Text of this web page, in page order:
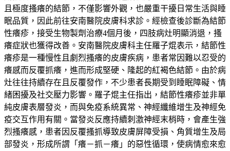
且極度搔癢的結節，不僅影響外觀，也嚴重干擾日常生活與睡
眠品質，因此前往安南醫院皮膚科求診。經檢查後診斷為結節
性癢疹，接受生物製劑治療4個月後，四肢病灶明顯消退，搔
癢症狀也獲得改善。安南醫院皮膚科主任羅子焜表示，結節性
癢疹是一種慢性且劇烈搔癢的皮膚疾病，患者常因難以忍受的
癢感而反覆抓癢，進而形成堅硬、隆起的紅褐色結節。由於病
灶往往持續存在且反覆發作，不少患者長期受到睡眠障礙、情
緒困擾及社交壓力影響。羅子焜主任指出，結節性癢疹並非單
純皮膚表層發炎，而與免疫系統異常、神經纖維增生及神經免
疫交互作用有關。當發炎反應持續刺激神經末梢時，會產生強
烈搔癢感，患者因反覆搔抓導致皮膚屏障受損、角質增生及局
部發炎，形成所謂「癢－抓－癢」的惡性循環，使病情愈來愈